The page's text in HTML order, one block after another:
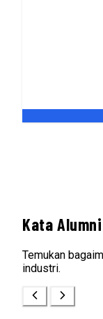
Kata
Temukan
industri.